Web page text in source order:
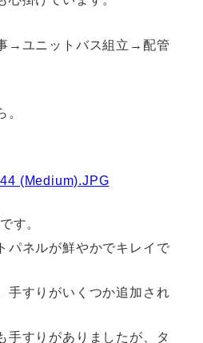
→ユニットバス組立→配管
。
です。
パネルが鮮やかでキレイで
手すりがいくつか追加され
手すりがありましたが、タ